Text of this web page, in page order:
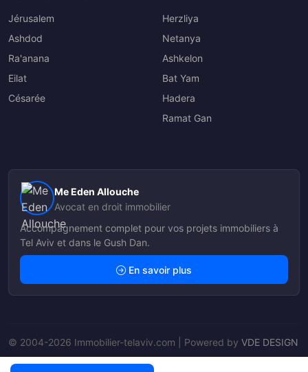
Jérusalem
Ashdod
Ra'anana
Eilat
Césarée
Herzliya
Netanya
Ashkelon
Bat Yam
Hadera
Ramat Gan
Me Eden Allouche
Avocat en droit immobilier
Accompagnement complet pour vos projets immobiliers à
Tel Aviv et dans le Gush Dan.
En savoir plus
© 2004-2026 Immobilier-telaviv.com | Powered by VDE DESIGN
Nos Agents